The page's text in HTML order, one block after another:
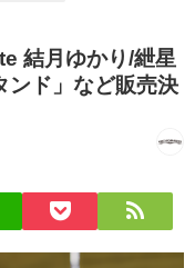
結月ゆかり/紲星
ンド」など販売決